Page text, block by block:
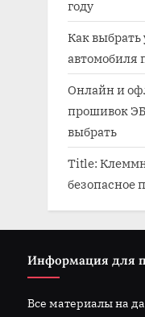
году
Как выбрать
автомобиля
Онлайн и
прошивок
выбрать
Title:
безопасное
Информация для
Все материалы на